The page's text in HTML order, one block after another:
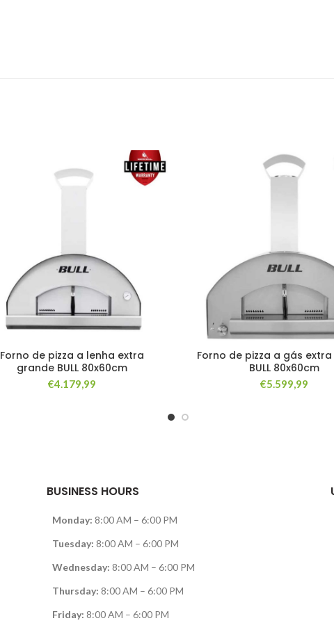
Forno de pizza a lenha extra
grande BULL 80x60cm
€4.179,99
Forno de pizza a gás
BULL 80x60cm
€5.599,99
BUSINESS HOURS
Monday: 8:00 AM – 6:00 PM
Tuesday: 8:00 AM – 6:00 PM
Wednesday: 8:00 AM – 6:00 PM
Thursday: 8:00 AM – 6:00 PM
Friday: 8:00 AM – 6:00 PM